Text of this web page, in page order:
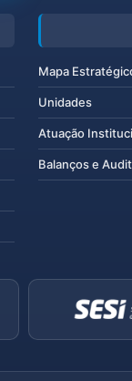
Mapa
Unidades
Atuação
Balanços e